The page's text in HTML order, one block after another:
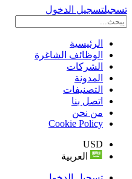
تسجيلتسجيل الدخول
الرئيسية
الوظائف الشاغرة
الشركات
المدونة
التصنيفات
اتصل بنا
من نحن
Cookie Policy
USD
العربية